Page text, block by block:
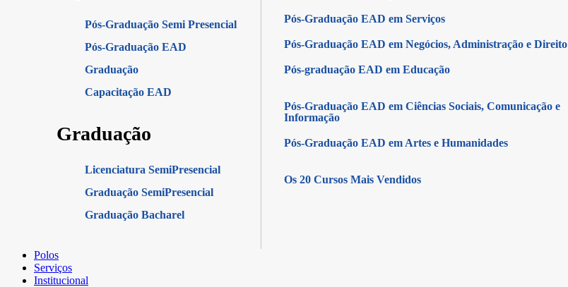
Pós-Graduação Semi Presencial
Pós-Graduação EAD
Graduação
Capacitação EAD
Graduação
Licenciatura SemiPresencial
Graduação SemiPresencial
Graduação Bacharel
Pós-Graduação EAD em Serviços
Pós-Graduação EAD em Negócios, Administração e Direito
Pós-graduação EAD em Educação
Pós-Graduação EAD em Ciências Sociais, Comunicação e
Informação
Pós-Graduação EAD em Artes e Humanidades
Os 20 Cursos Mais Vendidos
Polos
Serviços
Institucional